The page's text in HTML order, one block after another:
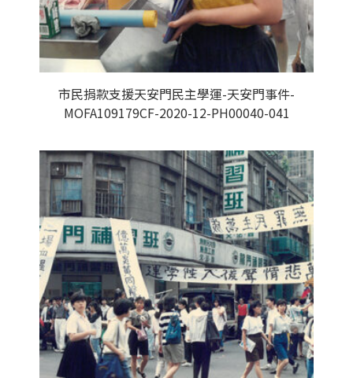
市民捐款支援天安門民主學運-天安門事件-
MOFA109179CF-2020-12-PH00040-041